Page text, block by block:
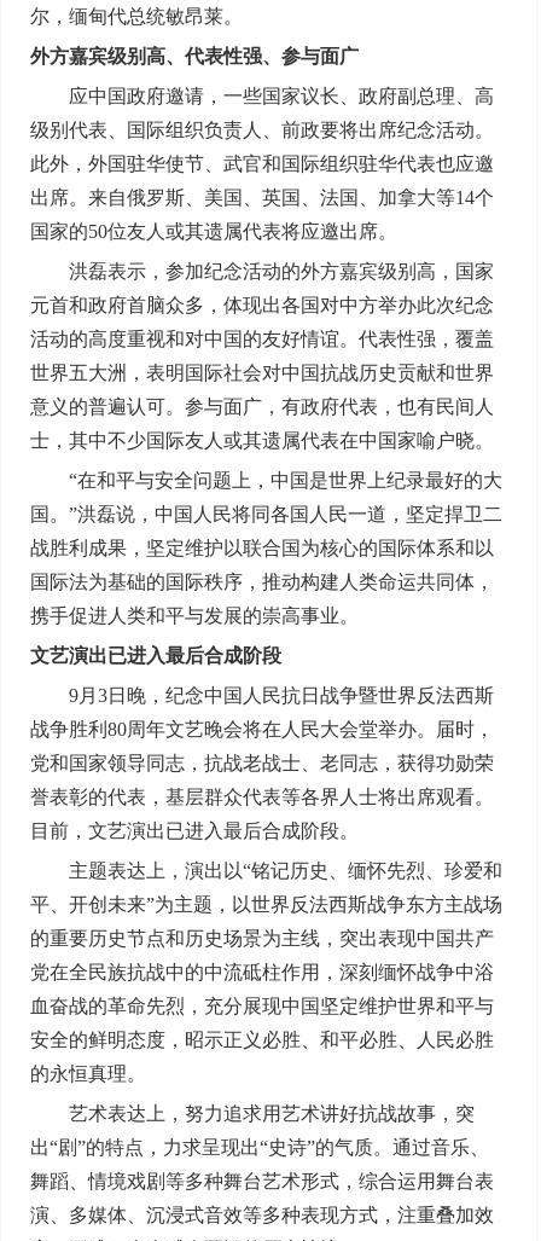
尔，缅甸代总统敏昂莱。
外方嘉宾级别高、代表性强、参与面广
应中国政府邀请，一些国家议长、政府副总理、高
级别代表、国际组织负责人、前政要将出席纪念活动。
此外，外国驻华使节、武官和国际组织驻华代表也应邀
出席。来自俄罗斯、美国、英国、法国、加拿大等14个
国家的50位友人或其遗属代表将应邀出席。
洪磊表示，参加纪念活动的外方嘉宾级别高，国家
元首和政府首脑众多，体现出各国对中方举办此次纪念
活动的高度重视和对中国的友好情谊。代表性强，覆盖
世界五大洲，表明国际社会对中国抗战历史贡献和世界
意义的普遍认可。参与面广，有政府代表，也有民间人
士，其中不少国际友人或其遗属代表在中国家喻户晓。
“在和平与安全问题上，中国是世界上纪录最好的大
国。”洪磊说，中国人民将同各国人民一道，坚定捍卫二
战胜利成果，坚定维护以联合国为核心的国际体系和以
国际法为基础的国际秩序，推动构建人类命运共同体，
携手促进人类和平与发展的崇高事业。
文艺演出已进入最后合成阶段
9月3日晚，纪念中国人民抗日战争暨世界反法西斯
战争胜利80周年文艺晚会将在人民大会堂举办。届时，
党和国家领导同志，抗战老战士、老同志，获得功勋荣
誉表彰的代表，基层群众代表等各界人士将出席观看。
目前，文艺演出已进入最后合成阶段。
主题表达上，演出以“铭记历史、缅怀先烈、珍爱和
平、开创未来”为主题，以世界反法西斯战争东方主战场
的重要历史节点和历史场景为主线，突出表现中国共产
党在全民族抗战中的中流砥柱作用，深刻缅怀战争中浴
血奋战的革命先烈，充分展现中国坚定维护世界和平与
安全的鲜明态度，昭示正义必胜、和平必胜、人民必胜
的永恒真理。
艺术表达上，努力追求用艺术讲好抗战故事，突
出“剧”的特点，力求呈现出“史诗”的气质。通过音乐、
舞蹈、情境戏剧等多种舞台艺术形式，综合运用舞台表
演、多媒体、沉浸式音效等多种表现方式，注重叠加效